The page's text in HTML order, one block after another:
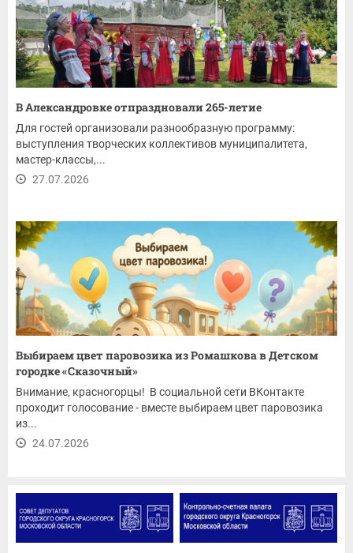
В Александровке отпраздновали 265-летие
Для гостей организовали разнообразную программу:
выступления творческих коллективов муниципалитета,
мастер-классы,...
27.07.2026
Выбираем цвет паровозика из Ромашкова в Детском
городке «Сказочный»
Внимание, красногорцы! В социальной сети ВКонтакте
проходит голосование - вместе выбираем цвет паровозика
из...
24.07.2026